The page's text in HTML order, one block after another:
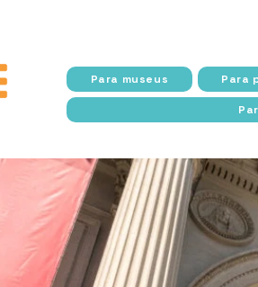
Para museus Para